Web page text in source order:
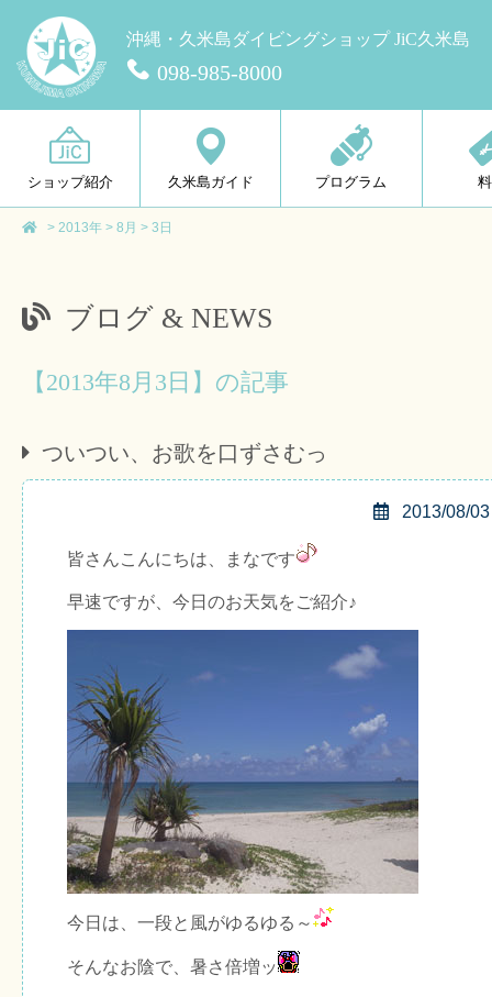
沖縄・久米島ダイビングショップ JiC久米島
098-985-8000
ショップ紹介 久米島ガイド プログラム
> 2013年 > 8月 > 3日
ブログ & NEWS
【2013年8月3日】の記事
ついつい、お歌を口ずさむっ
2013/08/03
皆さんこんにちは、まなです
早速ですが、今日のお天気をご紹介♪
今日は、一段と風がゆるゆる～
そんなお陰で、暑さ倍増ッ